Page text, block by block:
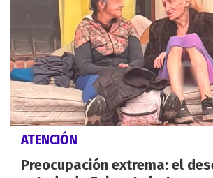
ATENCIÓN
Preocupación extrema: el